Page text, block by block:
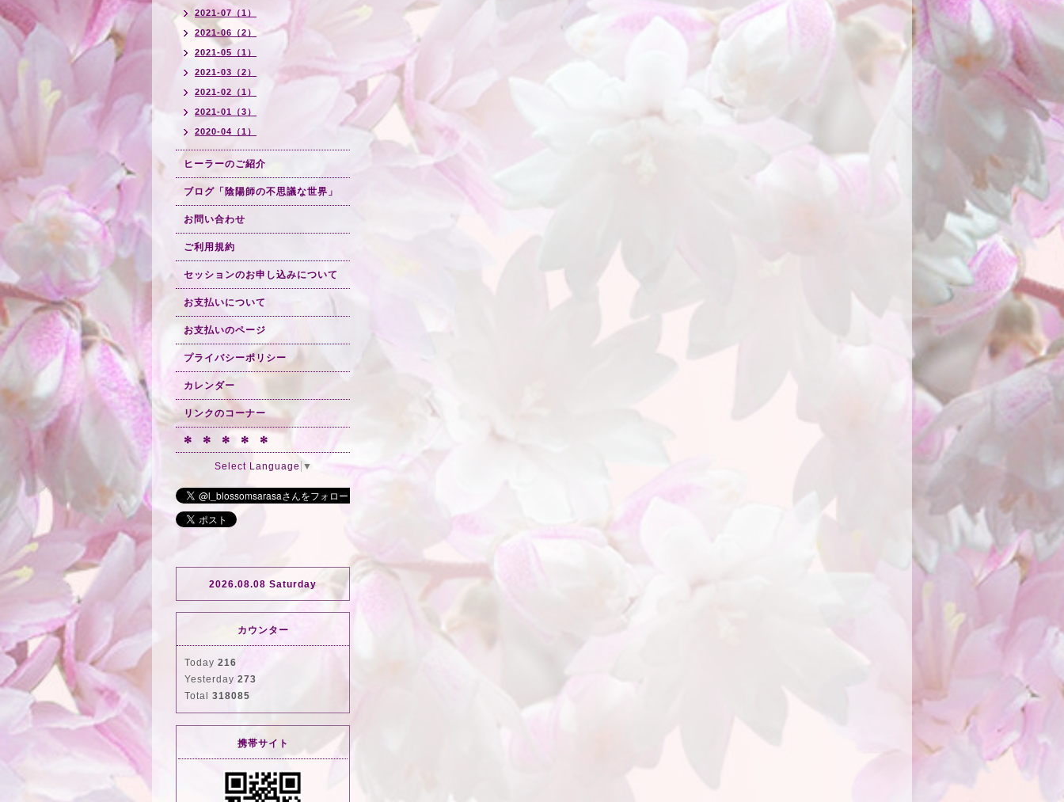
2021-07（1）
2021-06（2）
2021-05（1）
2021-03（2）
2021-02（1）
2021-01（3）
2020-04（1）
ヒーラーのご紹介
ブログ「陰陽師の不思議な世界」
お問い合わせ
ご利用規約
セッションのお申し込みについて
お支払いについて
お支払いのページ
プライバシーポリシー
カレンダー
リンクのコーナー
✻ ✻ ✻ ✻ ✻
Select Language ▼
2026.08.08 Saturday
カウンター
Today 216
Yesterday 273
Total 318085
携帯サイト